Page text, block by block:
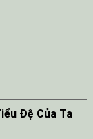
Đệ Của Ta